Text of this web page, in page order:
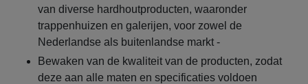
van diverse hardhoutproducten, waaronder
trappenhuizen en galerijen, voor zowel de
Nederlandse als buitenlandse markt -
Bewaken van de kwaliteit van de producten, zodat
deze aan alle maten en specificaties voldoen